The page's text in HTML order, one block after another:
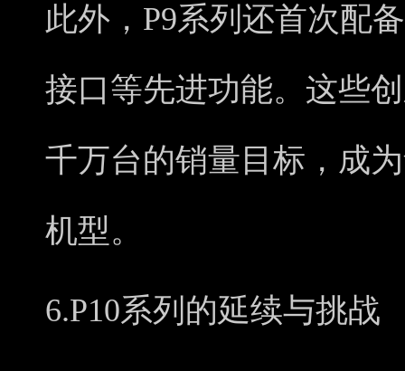
此外，P9系列还首次配
接口等先进功能。这些
千万台的销量目标，成
机型。
6.P10系列的延续与挑战